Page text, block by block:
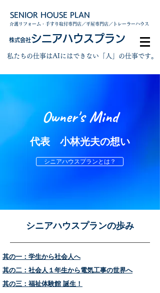
SENIOR HOUSE PLAN
介護リフォーム・手すり取付専門店／平屋専門店／トレーラーハウス
株式会社シニアハウスプラン
私たちの仕事はAIにはできない「人」の仕事です。
​Owner's Mind
代表 ​小林光夫の想い
シニアハウスプランとは？
​シニアハウスプランの歩み
其の一：学生から社会人へ
其の二：社会人１年生から電気工事の世界へ
其の三：福祉体験館 誕生！